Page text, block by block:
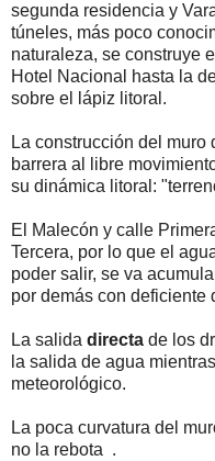
segunda residencia y
túneles, más poco
naturaleza, se construye
Hotel Nacional hasta la
sobre el lápiz litoral.
La construcción del
barrera al libre
su dinámica litoral:
El Malecón y calle
Tercera, por lo que el
poder salir, se va
por demás con deficiente
La salida directa de los
la salida de agua
meteorológico.
La poca curvatura del
no la rebota .